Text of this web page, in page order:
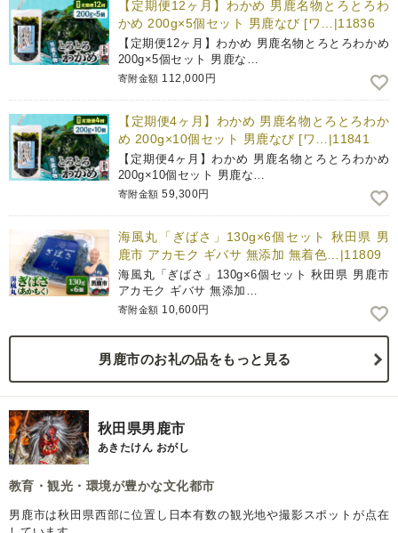
【定期便12ヶ月】わかめ 男鹿名物とろとろわ
かめ 200g×5個セット 男鹿なび [ワ…|11836
【定期便12ヶ月】わかめ 男鹿名物とろとろわかめ
200g×5個セット 男鹿な…
寄附金額 112,000円
【定期便4ヶ月】わかめ 男鹿名物とろとろわか
め 200g×10個セット 男鹿なび [ワ…|11841
【定期便4ヶ月】わかめ 男鹿名物とろとろわかめ
200g×10個セット 男鹿な…
寄附金額 59,300円
海風丸「ぎばさ」130g×6個セット 秋田県 男
鹿市 アカモク ギバサ 無添加 無着色…|11809
海風丸「ぎばさ」130g×6個セット 秋田県 男鹿市
アカモク ギバサ 無添加…
寄附金額 10,600円
男鹿市のお礼の品をもっと見る
秋田県男鹿市
あきたけん おがし
教育・観光・環境が豊かな文化都市
男鹿市は秋田県西部に位置し日本有数の観光地や撮影スポットが点在